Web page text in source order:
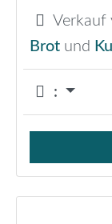
Verkauf
Brot und
:
Verkauf von